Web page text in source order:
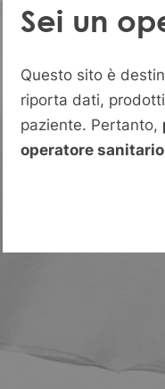
Sei un
Questo sito è
riporta dati,
paziente. Pertanto,
operatore sanitario